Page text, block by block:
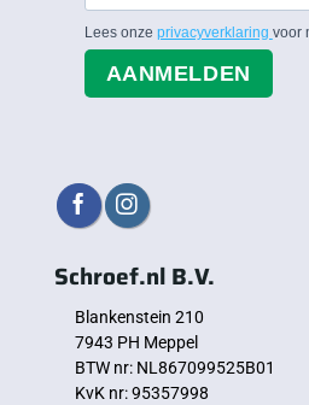
Lees onze privacyverklaring voor
AANMELDEN
Schroef.nl B.V.
Blankenstein 210
7943 PH Meppel
BTW nr: NL867099525B01
KvK nr: 95357998